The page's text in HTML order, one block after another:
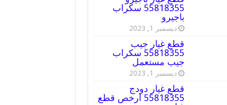
55818355 سكراب
باجيرو
ديسمبر 1, 2023
قطع غيار جيب
55818355 سكراب
جيب مستعمل
ديسمبر 1, 2023
قطع غيار دودج
55818355 ارخص قطع